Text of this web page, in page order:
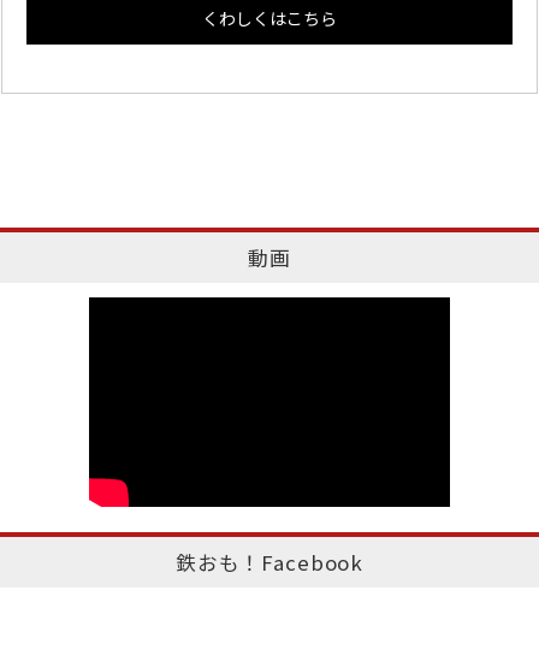
くわしくはこちら
動画
鉄おも！Facebook